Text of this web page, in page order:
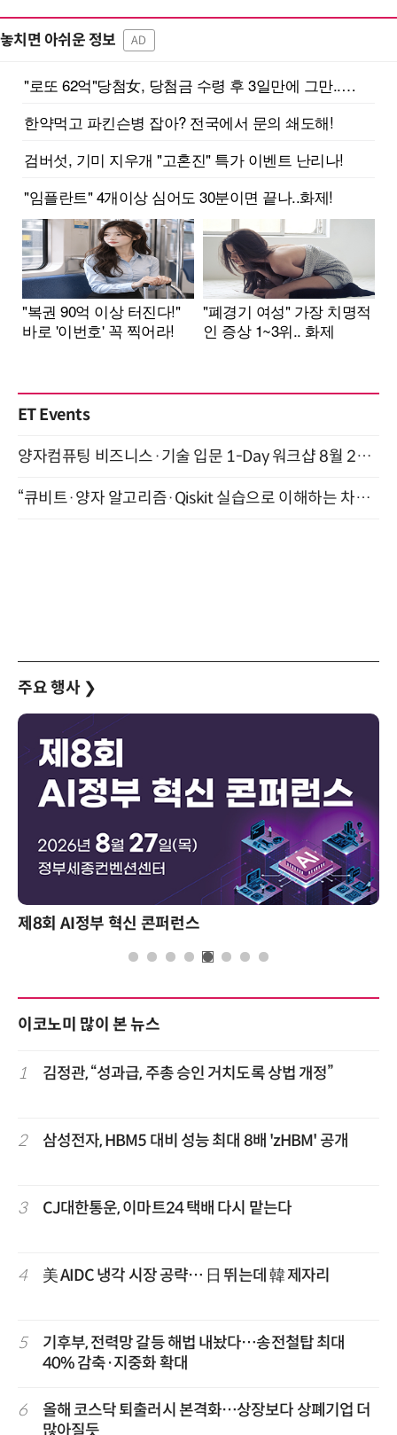
놓치면 아쉬운 정보 AD
ET Events
양자컴퓨팅 비즈니스·기술 입문 1-Day 워크샵 8월 28일 개최
“큐비트·양자 알고리즘·Qiskit 실습으로 이해하는 차세대 컴퓨팅” (8/28)
주요 행사 ❯
제8회 AI정부 혁신 콘퍼런스
이코노미 많이 본 뉴스
1 김정관, “성과급, 주총 승인 거치도록 상법 개정”
2 삼성전자, HBM5 대비 성능 최대 8배 'zHBM' 공개
3 CJ대한통운, 이마트24 택배 다시 맡는다
4 美 AIDC 냉각 시장 공략… 日 뛰는데 韓 제자리
5
기후부, 전력망 갈등 해법 내놨다…송전철탑 최대
40% 감축·지중화 확대
6
올해 코스닥 퇴출러시 본격화…상장보다 상폐기업 더
많아질듯